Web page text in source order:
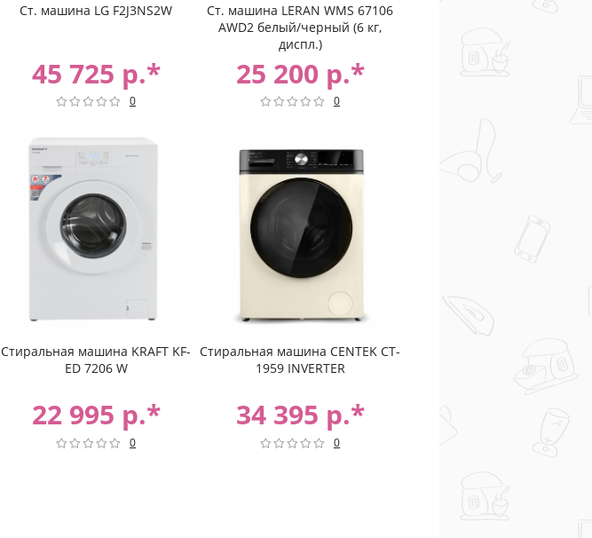
Ст. машина LG F2J3NS2W
45 725 р.*
0
Ст. машина LERAN WMS 67106
AWD2 белый/черный (6 кг,
диспл.)
25 200 р.*
0
Стиральная машина KRAFT KF-
ED 7206 W
22 995 р.*
0
Стиральная машина CENTEK CT-
1959 INVERTER
34 395 р.*
0